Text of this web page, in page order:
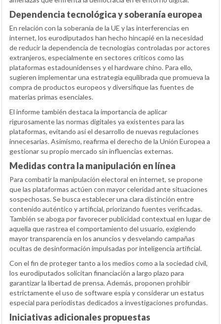
Dependencia tecnológica y soberanía europea
En relación con la soberanía de la UE y las interferencias en
internet, los eurodiputados han hecho hincapié en la necesidad
de reducir la dependencia de tecnologías controladas por actores
extranjeros, especialmente en sectores críticos como las
plataformas estadounidenses y el hardware chino. Para ello,
sugieren implementar una estrategia equilibrada que promueva la
compra de productos europeos y diversifique las fuentes de
materias primas esenciales.
El informe también destaca la importancia de aplicar
rigurosamente las normas digitales ya existentes para las
plataformas, evitando así el desarrollo de nuevas regulaciones
innecesarias. Asimismo, reafirma el derecho de la Unión Europea a
gestionar su propio mercado sin influencias externas.
Medidas contra la manipulación en línea
Para combatir la manipulación electoral en internet, se propone
que las plataformas actúen con mayor celeridad ante situaciones
sospechosas. Se busca establecer una clara distinción entre
contenido auténtico y artificial, priorizando fuentes verificadas.
También se aboga por favorecer publicidad contextual en lugar de
aquella que rastrea el comportamiento del usuario, exigiendo
mayor transparencia en los anuncios y desvelando campañas
ocultas de desinformación impulsadas por inteligencia artificial.
Con el fin de proteger tanto a los medios como a la sociedad civil,
los eurodiputados solicitan financiación a largo plazo para
garantizar la libertad de prensa. Además, proponen prohibir
estrictamente el uso de software espía y considerar un estatus
especial para periodistas dedicados a investigaciones profundas.
Iniciativas adicionales propuestas